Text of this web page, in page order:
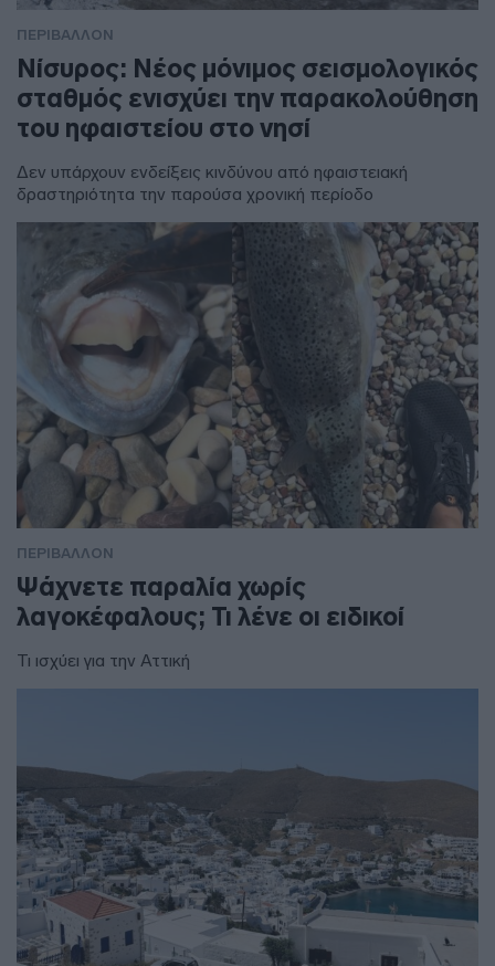
ΠΕΡΙΒΑΛΛΟΝ
Νίσυρος: Νέος μόνιμος σεισμολογικός
σταθμός ενισχύει την παρακολούθηση
του ηφαιστείου στο νησί
Δεν υπάρχουν ενδείξεις κινδύνου από ηφαιστειακή
δραστηριότητα την παρούσα χρονική περίοδο
ΠΕΡΙΒΑΛΛΟΝ
Ψάχνετε παραλία χωρίς
λαγοκέφαλους; Τι λένε οι ειδικοί
Τι ισχύει για την Αττική